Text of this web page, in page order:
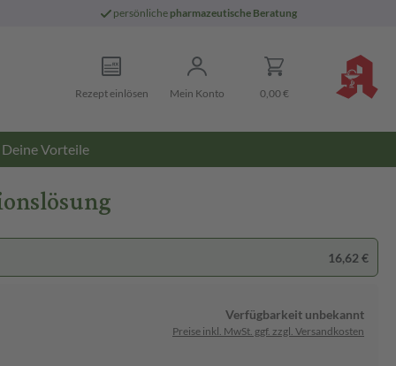
persönliche pharmazeutische Beratung
Rezept einlösen Mein Konto 0,00 €
Deine Vorteile
16,62 €
Verfügbarkeit unbekannt
Preise inkl. MwSt. ggf. zzgl. Versandkosten